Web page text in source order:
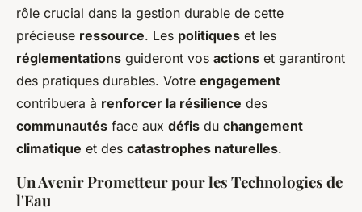
rôle crucial dans la gestion durable de cette
précieuse ressource. Les politiques et les
réglementations guideront vos actions et garantiront
des pratiques durables. Votre engagement
contribuera à renforcer la résilience des
communautés face aux défis du changement
climatique et des catastrophes naturelles.
Un Avenir Prometteur pour les Technologies de
l'Eau